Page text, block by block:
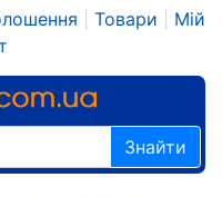
Товари
Мій
Знайти